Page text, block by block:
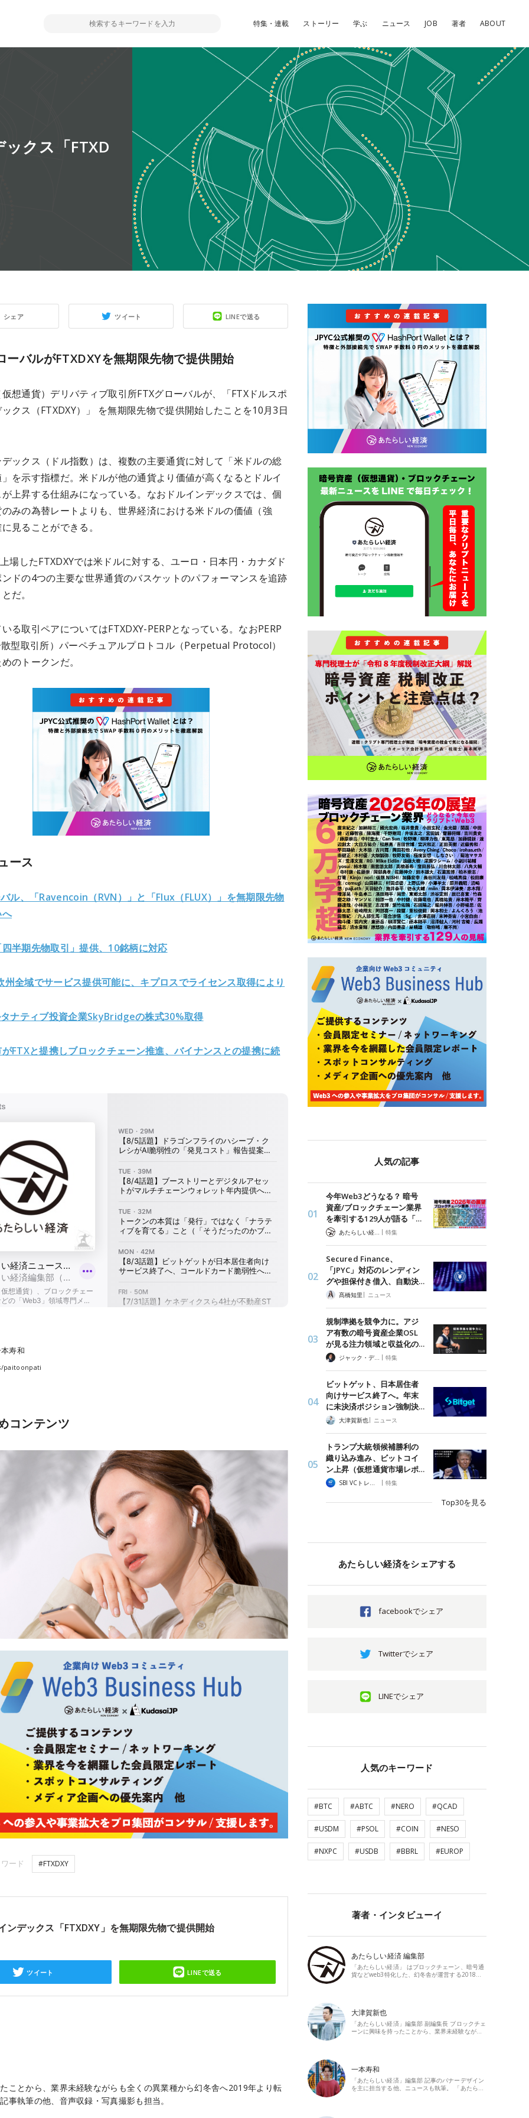
特集・連載 ストーリー 学ぶ ニュース JOB 著者 ABOUT
クス「FTXD
シェア ツイート LINEで送る
ーバルがFTXDXYを無期限先物で提供開始
想通貨）デリバティブ取引所FTXグローバルが、「FTXドルスポ
クス（FTXDXY）」 を無期限先物で提供開始したことを10月3日
ックス（ドル指数）は、複数の主要通貨に対して「米ドルの総
を示す指標だ。米ドルが他の通貨より価値が高くなるとドルイ
上昇する仕組みになっている。なおドルインデックスでは、個
みの為替レートよりも、世界経済における米ドルの価値（強
見ることができる。
場したFTXDXYでは米ドルに対する、ユーロ・日本円・カナダド
ドの4つの主要な世界通貨のバスケットのパフォーマンスを追跡
だ。
る取引ペアについてはFTXDXY-PERPとなっている。なおPERP
型取引所）パーペチュアルプロトコル（Perpetual Protocol）
のトークンだ。
ース
ル、「Ravencoin（RVN）」と「Flux（FLUX）」を無期限先物
四半期先物取引」提供、10銘柄に対応
州全域でサービス提供可能に、キプロスでライセンス取得により
ナティブ投資企業SkyBridgeの株式30%取得
FTXと提携しブロックチェーン推進、バイナンスとの提携に続
寿和
paitoonpati
コンテンツ
ード #FTXDXY
ンデックス「FTXDXY」を無期限先物で提供開始
ツイート LINEで送る
ことから、業界未経験ながらも全くの異業種から幻冬舎へ2019年より転
事執筆の他、音声収録・写真撮影も担当。
人気の記事
今年Web3どうなる？ 暗号
資産/ブロックチェーン業界
を牽引する129人が語る「…
| 特集
Secured Finance、
「JPYC」対応のレンディン
グや担保付き借入、自動決…
髙橋知里 | ニュース
規制準拠を競争力に。アジ
ア有数の暗号資産企業OSL
が見る注力領域と収益化の…
ジャック・デロン（Jack Derong） | 特集
ビットゲット、日本居住者
向けサービス終了へ。年末
に未決済ポジション強制決…
大津賀新也| ニュース
トランプ大統領候補勝利の
織り込み進み、ビットコイ
ン上昇（仮想通貨市場レポ…
| 特集
Top30を見る
あたらしい経済をシェアする
facebookでシェア
Twitterでシェア
LINEでシェア
人気のキーワード
#BTC #ABTC #NERO #QCAD
#USDM #PSOL #COIN #NESO
#NXPC #USDB #BBRL #EUROP
著者・インタビューイ
あたらしい経済 編集部
「あたらしい経済」 はブロックチェーン、暗号通
貨などweb3特化した、幻冬舎が運営する2018…
大津賀新也
「あたらしい経済」編集部 副編集長 ブロックチェ
ーンに興味を持ったことから、業界未経験なが…
一本寿和
「あたらしい経済」編集部 記事のバナーデザイン
を主に担当する他、ニュースも執筆。 「あたら…